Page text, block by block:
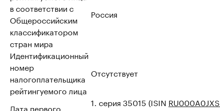
в соответствии с
Общероссийским
классификатором
стран мира
Россия
Идентификационный
номер
налогоплательщика
рейтингуемого лица
Отсутствует
Дата первого
1. серия 35015 (ISIN